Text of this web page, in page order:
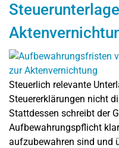
Steuerlich relevante
Steuererklärungen nicht
Stattdessen schreibt der
Aufbewahrungspflicht
aufzubewahren sind und